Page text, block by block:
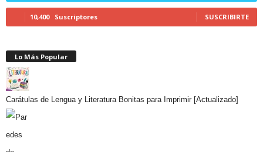
10,400 Suscriptores SUSCRIBIRTE
Lo Más Popular
Carátulas de Lengua y Literatura Bonitas para Imprimir [Actualizado]